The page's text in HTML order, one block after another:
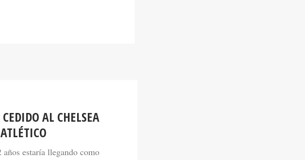
AL CHELSEA
estaría llegando como